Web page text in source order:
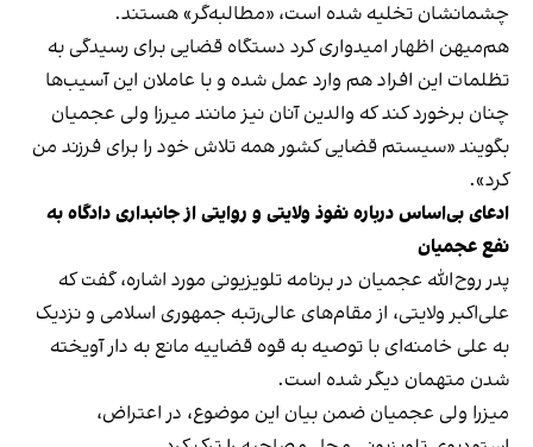
چشمانشان تخلیه شده است، «مطالبه‌گر» هستند.
هم‌میهن اظهار امیدواری کرد دستگاه قضایی برای رسیدگی به
تظلمات این افراد هم وارد عمل شده و با عاملان این آسیب‌ها
چنان برخورد کند که والدین آنان نیز مانند میرزا ولی‌ عجمیان
بگویند «سیستم قضایی کشور همه تلاش خود را برای فرزند من
کرد».
ادعای بی‌اساس درباره نفوذ ولایتی و روایتی از جانبداری دادگاه به
نفع عجمیان
پدر روح‌الله عجمیان در برنامه تلویزیونی مورد اشاره، گفت که
علی‌اکبر ولایتی، از مقام‌های عالی‌رتبه جمهوری اسلامی و نزدیک
به علی خامنه‌ای با توصیه به قوه قضاییه مانع به دار آویخته
شدن متهمان دیگر شده است.
میزرا ولی عجمیان ضمن بیان این موضوع، در اعتراض،